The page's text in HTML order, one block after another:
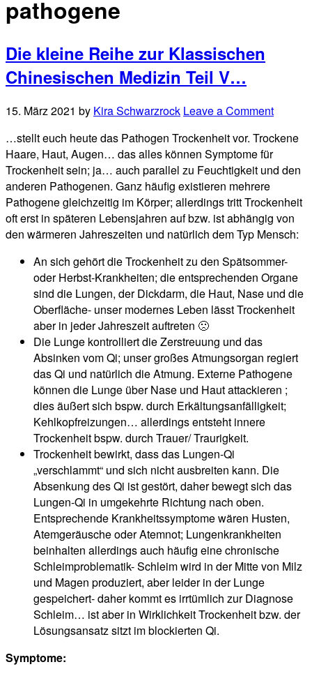
pathogene
Die kleine Reihe zur Klassischen
Chinesischen Medizin Teil V…
15. März 2021 by Kira Schwarzrock Leave a Comment
…stellt euch heute das Pathogen Trockenheit vor. Trockene
Haare, Haut, Augen… das alles können Symptome für
Trockenheit sein; ja… auch parallel zu Feuchtigkeit und den
anderen Pathogenen. Ganz häufig existieren mehrere
Pathogene gleichzeitig im Körper; allerdings tritt Trockenheit
oft erst in späteren Lebensjahren auf bzw. ist abhängig von
den wärmeren Jahreszeiten und natürlich dem Typ Mensch:
An sich gehört die Trockenheit zu den Spätsommer-
oder Herbst-Krankheiten; die entsprechenden Organe
sind die Lungen, der Dickdarm, die Haut, Nase und die
Oberfläche- unser modernes Leben lässt Trockenheit
aber in jeder Jahreszeit auftreten 🙁
Die Lunge kontrolliert die Zerstreuung und das
Absinken vom Qi; unser großes Atmungsorgan regiert
das Qi und natürlich die Atmung. Externe Pathogene
können die Lunge über Nase und Haut attackieren ;
dies äußert sich bspw. durch Erkältungsanfälligkeit;
Kehlkopfreizungen… allerdings entsteht innere
Trockenheit bspw. durch Trauer/ Traurigkeit.
Trockenheit bewirkt, dass das Lungen-Qi
„verschlammt“ und sich nicht ausbreiten kann. Die
Absenkung des Qi ist gestört, daher bewegt sich das
Lungen-Qi in umgekehrte Richtung nach oben.
Entsprechende Krankheitssymptome wären Husten,
Atemgeräusche oder Atemnot; Lungenkrankheiten
beinhalten allerdings auch häufig eine chronische
Schleimproblematik- Schleim wird in der Mitte von Milz
und Magen produziert, aber leider in der Lunge
gespeichert- daher kommt es irrtümlich zur Diagnose
Schleim… ist aber in Wirklichkeit Trockenheit bzw. der
Lösungsansatz sitzt im blockierten Qi.
Symptome: